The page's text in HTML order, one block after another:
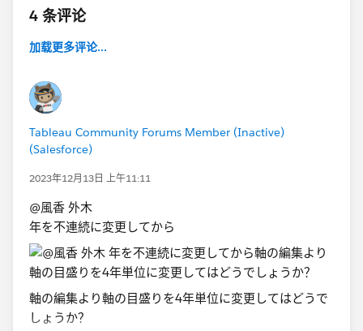
4 条评论
加载更多评论...
Tableau Community Forums Member (Inactive)
(Salesforce)
2023年12月13日 上午11:11
@風香 外木​
年を不連続に変更してから
​軸の編集より軸の目盛りを4年単位に変更してはどうで
しょうか？